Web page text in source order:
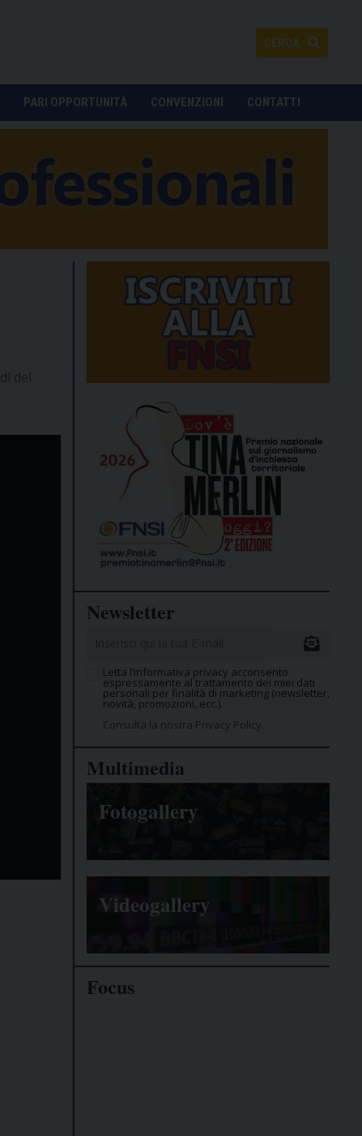
CERCA
PARI OPPORTUNITÀ CONVENZIONI CONTATTI
Newsletter
Letta l’informativa privacy acconsento
espressamente al trattamento dei miei dati
personali per finalità di marketing (newsletter,
novità, promozioni, ecc.).
Consulta la nostra Privacy Policy.
Multimedia
Fotogallery
Videogallery
Focus